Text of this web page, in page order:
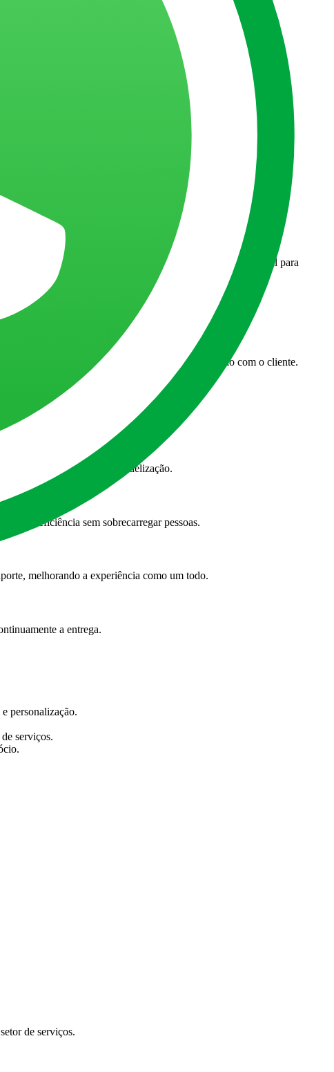
memoráveis
serviços?
você combina dados, automação e experiência digital para
se torna mais personalizada e fortalece a relação com o cliente.
às operações do dia a dia.
de aumentar valor e fidelização.
eficiência sem sobrecarregar pessoas.
melhorando a experiência como um todo.
a entrega.
personalização.
serviços.
de serviços.